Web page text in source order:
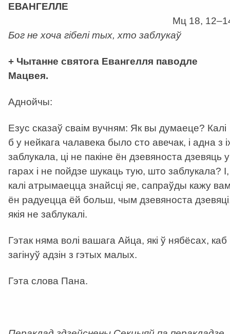
ЕВАНГЕЛЛЕ
Мц 18,
Бог не хоча гібелі тых, хто заблукаў
+ Чытанне святога Евангелля паводле
Мацвея.
Аднойчы:
Езус сказаў сваім вучням: Як вы думаеце? Калі
б у нейкага чалавека было сто авечак, і адна з
заблукала, ці не пакіне ён дзевяноста дзевяць у
гарах і не пойдзе шукаць тую, што заблукала? І,
калі атрымаецца знайсці яе, сапраўды кажу
ён радуецца ёй больш, чым дзевяноста
якія не заблукалі.
Гэтак няма волі вашага Айца, які ў нябёсах, каб
загінуў адзін з гэтых малых.
Гэта слова Пана.